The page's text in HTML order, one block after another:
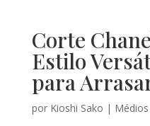
Corte
Estilo
para
por Kioshi Sako | Médios